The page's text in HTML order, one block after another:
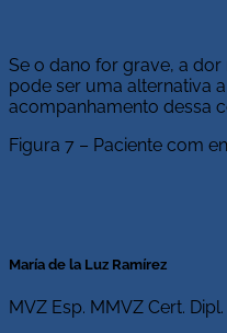
Se o dano for grave, a
pode ser uma alternativa
acompanhamento dessa
Figura 7 – Paciente com
María de la Luz Ramírez
MVZ Esp. MMVZ Cert.